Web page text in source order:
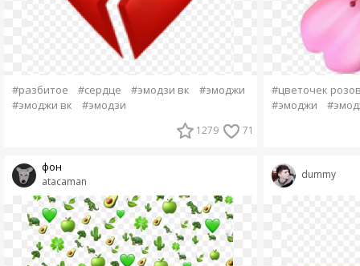
#разбитое #сердце #эмодзи вк
#эмоджи
#эмоджи вк
#эмодзи
1279 71
atacaman
фон
#цветочек
#эмоджи
dummy